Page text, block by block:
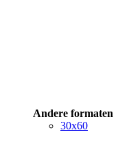
Andere formaten
30x60